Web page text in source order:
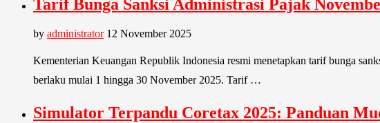
Tarif Bunga Sanksi Administrasi Pajak
by administrator 12 November 2025
Kementerian Keuangan Republik Indonesia resmi menetapkan tarif bunga
berlaku mulai 1 hingga 30 November 2025. Tarif …
Simulator Terpandu Coretax 2025: Panduan